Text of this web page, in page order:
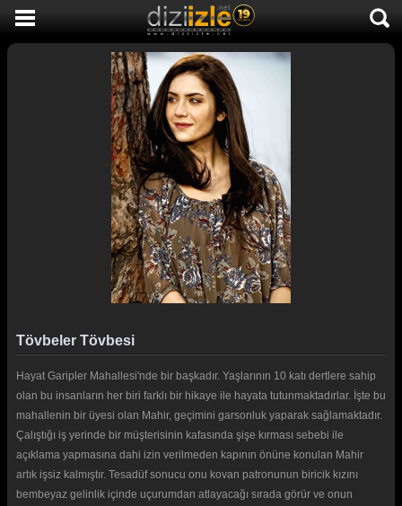
SON EKLENEN DİZİLER
GENÇLİK
DİZİ HABERLERİ
Tövbeler Tövbesi
Hayat Garipler Mahallesi'nde bir başkadır. Yaşlarının 10 katı dertlere sahip
olan bu insanların her biri farklı bir hikaye ile hayata tutunmaktadırlar. İşte bu
mahallenin bir üyesi olan Mahir, geçimini garsonluk yaparak sağlamaktadır.
Çalıştığı iş yerinde bir müşterisinin kafasında şişe kırması sebebi ile
açıklama yapmasına dahi izin verilmeden kapının önüne konulan Mahir
artık işsiz kalmıştır. Tesadüf sonucu onu kovan patronunun biricik kızını
bembeyaz gelinlik içinde uçurumdan atlayacağı sırada görür ve onun